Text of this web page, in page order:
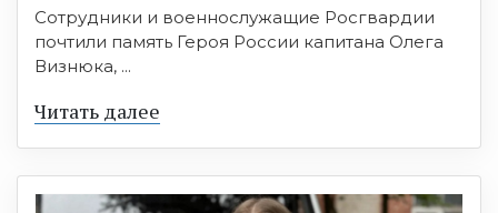
Сотрудники и военнослужащие Росгвардии
почтили память Героя России капитана Олега
Визнюка, ...
Читать далее